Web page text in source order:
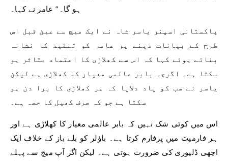
ہو گا۔‘‘ عامر نے کہا۔
پاکستانی اسپنر یاسر شاہ نے ایک میچ سے عین قبل اس
طرح کے بیانات دینے پر عامر کو تنقید کا نشانہ
بناتے ہوئے کہا کہ اس سے کھلاڑی کا اعتماد متاثر ہو
سکتا ہے۔ اگرچہ بابر عالمی معیار کا کھلاڑی ہے لیکن
یاسر نے سب کو یاد دلایا کہ ہر کھلاڑی کا برا دن ہو
سکتا ہے جو کہ صرف کھیل کا حصہ ہے۔
اس میں کوئی شک نہیں کہ بابر عالمی معیار کا کھلاڑی ہے اور
ہر فارمیٹ میں پرفارم کرتا ہے۔ باؤلر کو بلے باز کے خلاف ایک
اچھی ڈلیوری کی ضرورت ہوتی ہے۔ لیکن اگر آپ میچ سے پہلے